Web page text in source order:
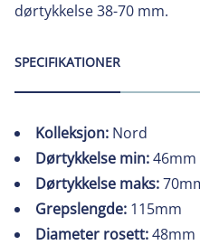
dørtykkelse 38-70 mm.
SPECIFIKATIONER
Kolleksjon: Nord
Dørtykkelse min:46mm
Dørtykkelse maks:
Grepslengde: 115mm
Diameter rosett:48mm